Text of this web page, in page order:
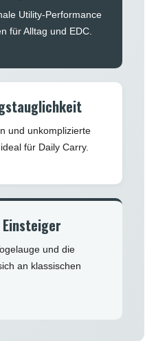
Utility-Performance
für Alltag und EDC.
und unkomplizierte
für Daily Carry.
und die
an klassischen